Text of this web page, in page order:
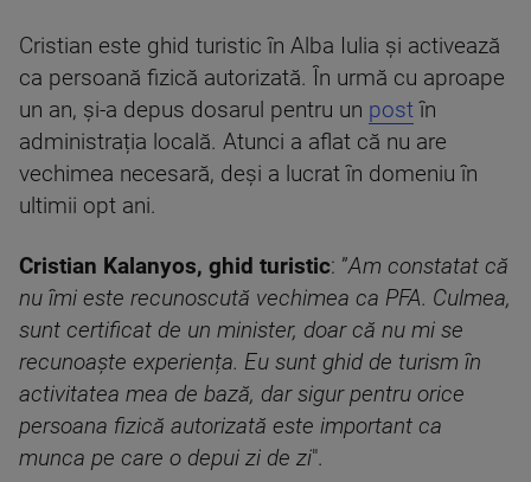
Cristian este ghid turistic în Alba Iulia și activează
ca persoană fizică autorizată. În urmă cu aproape
un an, și-a depus dosarul pentru un postîn
administrația locală. Atunci a aflat că nu are
vechimea necesară, deși a lucrat în domeniu în
ultimii opt ani.
Cristian Kalanyos, ghid turistic: ”Am constatat că
nu îmi este recunoscută vechimea ca PFA. Culmea,
sunt certificat de un minister, doar că nu mi se
recunoaște experiența. Eu sunt ghid de turism în
activitatea mea de bază, dar sigur pentru orice
persoana fizică autorizată este important ca
munca pe care o depui zi de zi".